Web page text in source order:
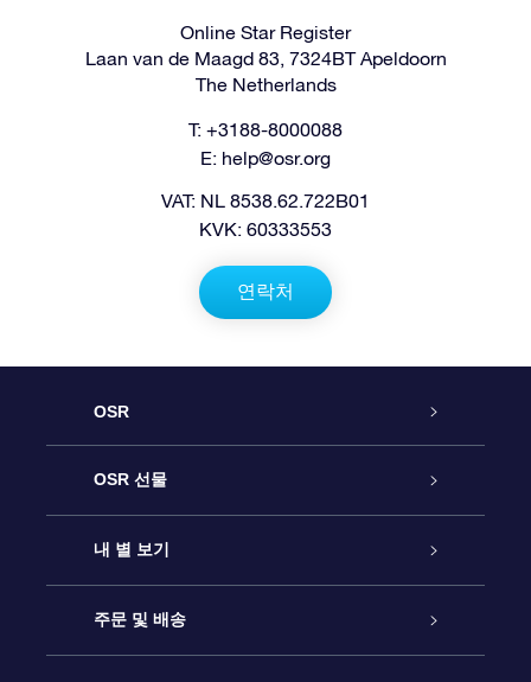
Online Star Register
Laan van de Maagd 83, 7324BT Apeldoorn
The Netherlands
T: +3188-8000088
E: help@osr.org
VAT: NL 8538.62.722B01
KVK: 60333553
연락처
OSR
고객 서비스
연락처
블로그
OSR 선물
온라인 별 선물
OSR 선물 팩
내 별 보기
Star Register
주문 및 배송